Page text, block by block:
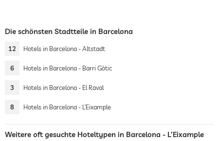
Die schönsten Stadtteile in Barcelona
12 Hotels in Barcelona - Altstadt
6 Hotels in Barcelona - Barri Gòtic
3 Hotels in Barcelona - El Raval
8 Hotels in Barcelona - L’Eixample
Weitere oft gesuchte Hoteltypen in Barcelona - L’Eixample